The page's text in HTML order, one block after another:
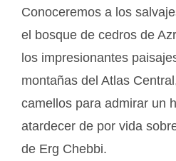
Conoceremos a los
el bosque de cedros de
los impresionantes
montañas del Atlas
camellos para admirar un
atardecer de por vida
de Erg Chebbi.